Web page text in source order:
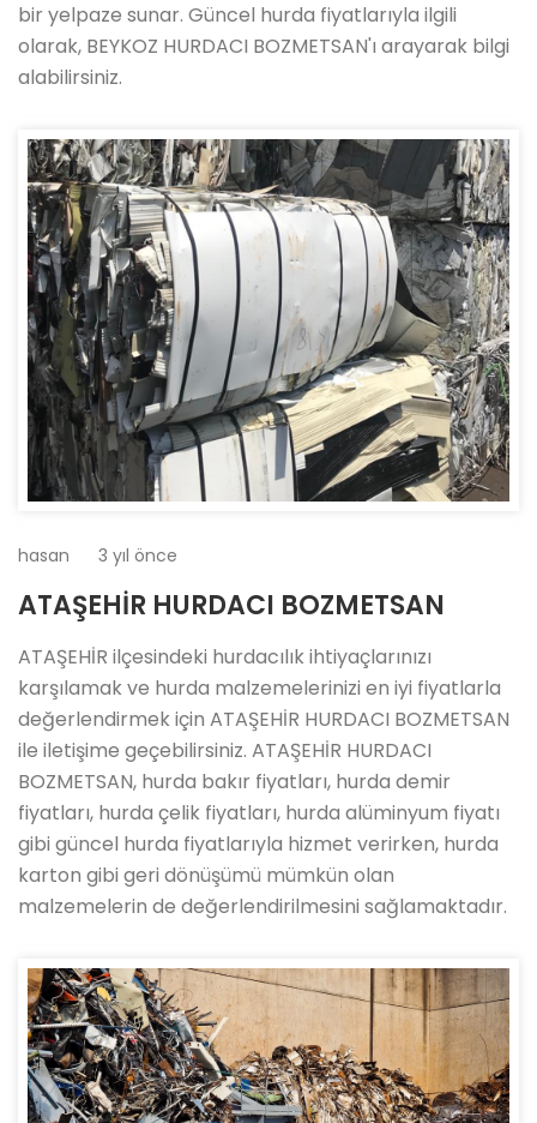
bir yelpaze sunar. Güncel hurda fiyatlarıyla ilgili
olarak, BEYKOZ HURDACI BOZMETSAN'ı arayarak bilgi
alabilirsiniz.
hasan 3 yıl önce
ATAŞEHİR HURDACI BOZMETSAN
ATAŞEHİR ilçesindeki hurdacılık ihtiyaçlarınızı
karşılamak ve hurda malzemelerinizi en iyi fiyatlarla
değerlendirmek için ATAŞEHİR HURDACI BOZMETSAN
ile iletişime geçebilirsiniz. ATAŞEHİR HURDACI
BOZMETSAN, hurda bakır fiyatları, hurda demir
fiyatları, hurda çelik fiyatları, hurda alüminyum fiyatı
gibi güncel hurda fiyatlarıyla hizmet verirken, hurda
karton gibi geri dönüşümü mümkün olan
malzemelerin de değerlendirilmesini sağlamaktadır.